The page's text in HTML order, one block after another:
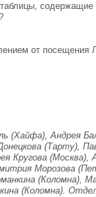
содержащие
от посещения
(Хайфа), Андрея
(Тарту),
Кругова
Морозова
(Коломна),
(Коломна).